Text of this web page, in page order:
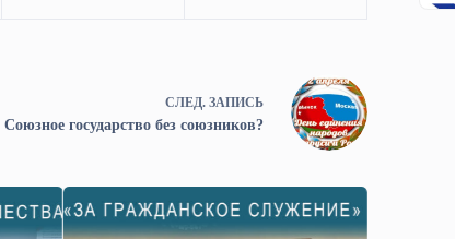
СЛЕД. ЗАПИСЬ
Союзное государство без союзников?